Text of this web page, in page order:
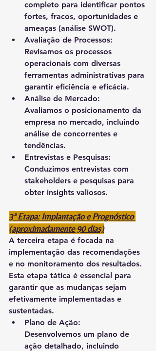
completo para identificar pontos
fortes, fracos, oportunidades e
ameaças (análise SWOT).
Avaliação de Processos:
Revisamos os processos
operacionais com diversas
ferramentas administrativas para
garantir eficiência e eficácia.
Análise de Mercado:
Avaliamos o posicionamento da
empresa no mercado, incluindo
análise de concorrentes e
tendências.
Entrevistas e Pesquisas:
Conduzimos entrevistas com
stakeholders e pesquisas para
obter insights valiosos.
3ª Etapa: Implantação e Prognóstico
(aproximadamente 90 dias)
A terceira etapa é focada na
implementação das recomendações
e no monitoramento dos resultados.
Esta etapa tática é essencial para
garantir que as mudanças sejam
efetivamente implementadas e
sustentadas.
Plano de Ação:
Desenvolvemos um plano de
ação detalhado, incluindo